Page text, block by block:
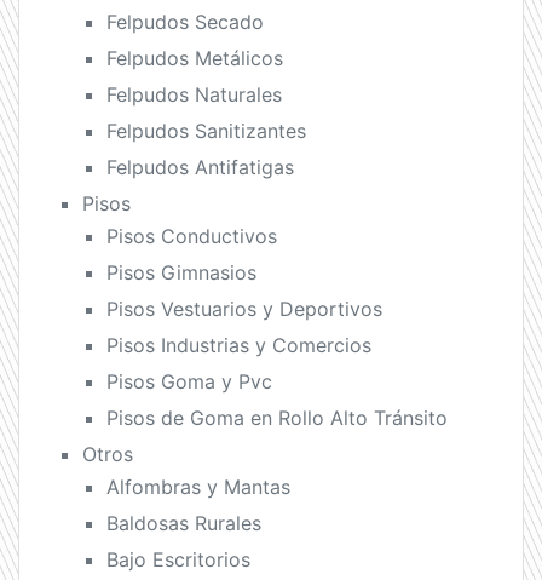
Felpudos Secado
Felpudos Metálicos
Felpudos Naturales
Felpudos Sanitizantes
Felpudos Antifatigas
Pisos
Pisos Conductivos
Pisos Gimnasios
Pisos Vestuarios y Deportivos
Pisos Industrias y Comercios
Pisos Goma y Pvc
Pisos de Goma en Rollo Alto Tránsito
Otros
Alfombras y Mantas
Baldosas Rurales
Bajo Escritorios